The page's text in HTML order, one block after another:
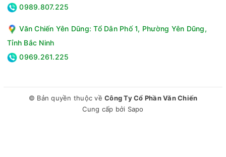
0989.807.225
Văn Chiến Yên Dũng: Tổ Dân Phố 1, Phường Yên Dũng,
Tỉnh Bắc Ninh
0969.261.225
© Bản quyền thuộc về Công Ty Cổ Phần Văn Chiến
Cung cấp bởi Sapo